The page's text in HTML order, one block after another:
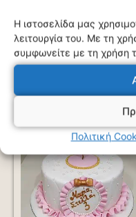
Η ιστοσελίδα μας
λειτουργία του. Με τη
συμφωνείτε με τη χρήση
Πολιτική